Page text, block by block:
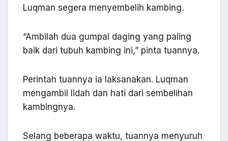
Luqman segera menyembelih kambing.
“Ambilah dua gumpal daging yang paling
baik dari tubuh kambing ini,” pinta tuannya.
Perintah tuannya ia laksanakan. Luqman
mengambil lidah dan hati dari sembelihan
kambingnya.
Selang beberapa waktu, tuannya menyuruh